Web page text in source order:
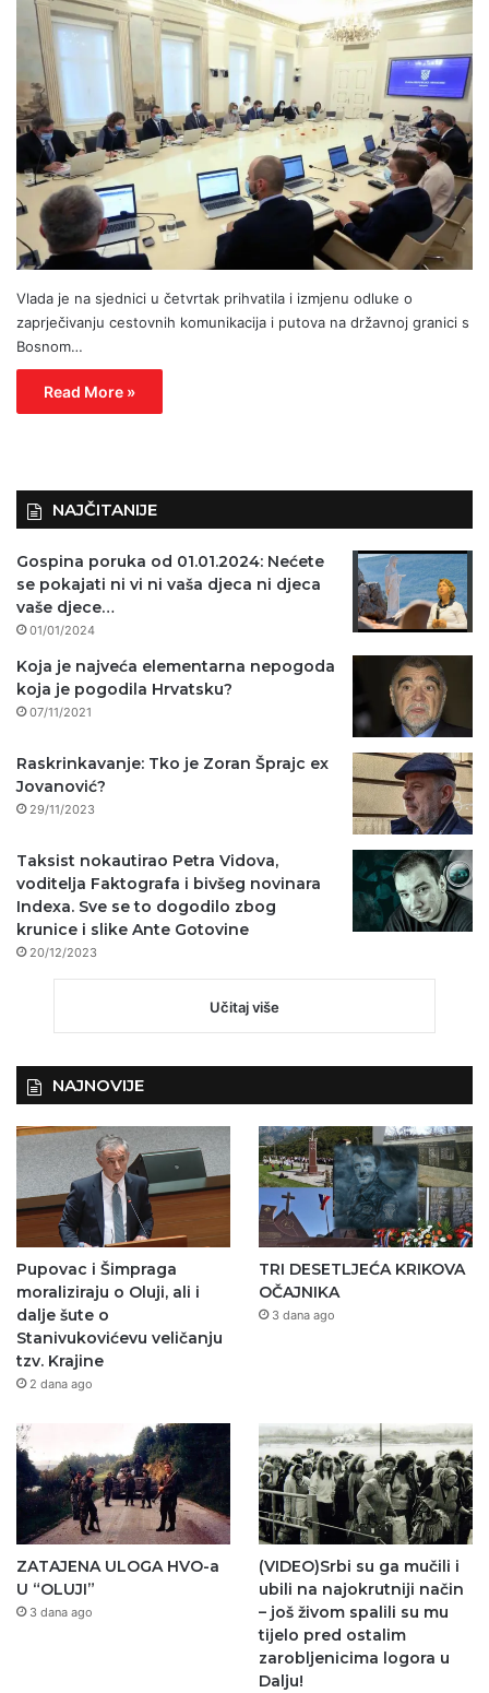
Vlada je na sjednici u četvrtak prihvatila i izmjenu odluke o
zaprječivanju cestovnih komunikacija i putova na državnoj granici s
Bosnom…
Read More »
NAJČITANIJE
Gospina poruka od 01.01.2024: Nećete
se pokajati ni vi ni vaša djeca ni djeca
vaše djece…
01/01/2024
Koja je najveća elementarna nepogoda
koja je pogodila Hrvatsku?
07/11/2021
Raskrinkavanje: Tko je Zoran Šprajc ex
Jovanović?
29/11/2023
Taksist nokautirao Petra Vidova,
voditelja Faktografa i bivšeg novinara
Indexa. Sve se to dogodilo zbog
krunice i slike Ante Gotovine
20/12/2023
Učitaj više
NAJNOVIJE
Pupovac i Šimpraga
moraliziraju o Oluji, ali i
dalje šute o
Stanivukovićevu veličanju
tzv. Krajine
2 dana ago
TRI DESETLJEĆA KRIKOVA
OČAJNIKA
3 dana ago
ZATAJENA ULOGA HVO-a
U “OLUJI”
3 dana ago
(VIDEO)Srbi su ga mučili i
ubili na najokrutniji način
– još živom spalili su mu
tijelo pred ostalim
zarobljenicima logora u
Dalju!